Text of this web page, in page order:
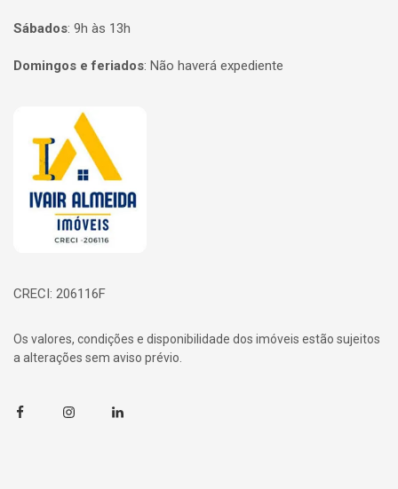
Sábados: 9h às 13h
Domingos e feriados: Não haverá expediente
Página inicial
CRECI: 206116F
Os valores, condições e disponibilidade dos imóveis estão sujeitos
a alterações sem aviso prévio.
FacebookInstagramLinkedin